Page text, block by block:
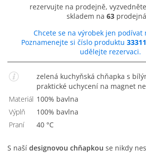
rezervujte na prodejně,
skladem na 63
Chcete se na výrobek jen podívat
Poznamenejte si číslo produktu 33311
udělejte rezervaci.
zelená kuchyňská chňapka s bílými kytičkami,
praktické uchycení na magnet
Materiál
100% bavlna
Výplň
100% bavlna
Praní
40 °C
S naší designovou chňapkou se nikdy